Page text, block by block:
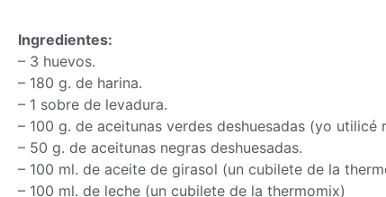
Ingredientes:
– 3 huevos.
– 180 g. de harina.
– 1 sobre de levadura.
– 100 g. de aceitunas verdes deshuesadas (yo utilicé
– 50 g. de aceitunas negras deshuesadas.
– 100 ml. de aceite de girasol (un cubilete de la
– 100 ml. de leche (un cubilete de la thermomix)